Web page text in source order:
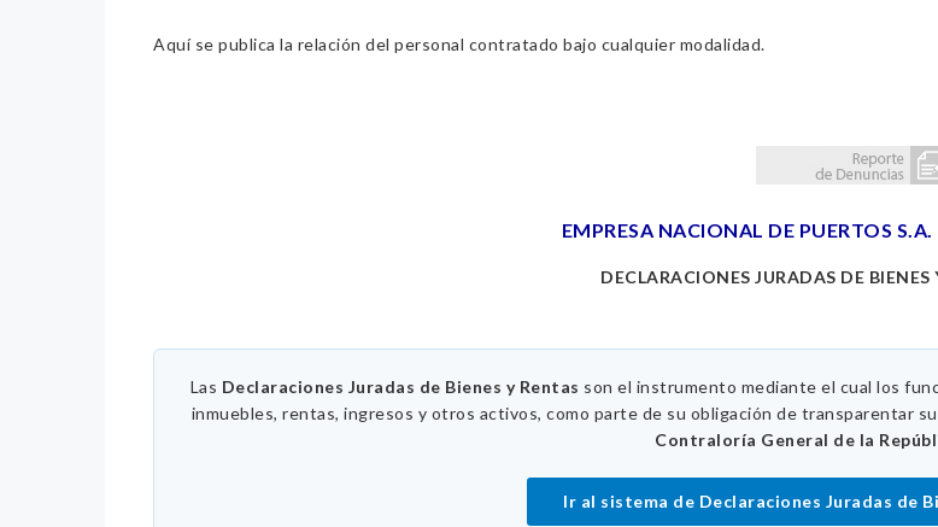
Aquí se publica la relación del personal contratado bajo cualquier modalidad.
EMPRESA NACIONAL DE PUERTOS
DECLARACIONES JURADAS DE BIENES
Las Declaraciones Juradas de Bienes y Rentas son el instrumento mediante el cual los
inmuebles, rentas, ingresos y otros activos, como parte de su obligación de transparentar
Contraloría General de la
Ir al sistema de Declaraciones Juradas de